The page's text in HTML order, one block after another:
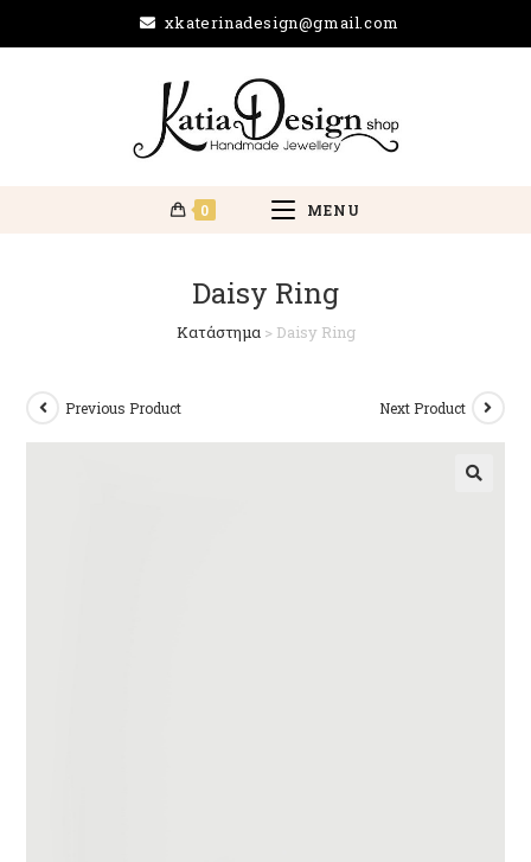
xkaterinadesign@gmail.com
0 MENU
Daisy Ring
Κατάστημα> Daisy Ring
Previous Product Next Product